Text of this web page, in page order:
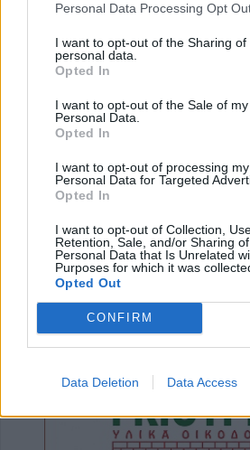
Personal Data Processing Opt
I want to opt-out of the Sharing of
personal data.
Opted In
I want to opt-out of the Sale of my
Personal Data.
Opted In
I want to opt-out of processing my
Personal Data for Targeted
Opted In
I want to opt-out of Collection,
Retention, Sale, and/or Sharing
Personal Data that Is Unrelated
Purposes for which it was
Opted Out
CONFIRM
Data Deletion Data Access
Μετώπη: Χωρίς τις αισθήσεις
ανασύρθηκε από την θάλασσα
Σε αναζήτηση λύσης για το
πρόβλημα των ανεπιτήρητων
8 Αυγούστου 2026, 14:49
Θεσσαλίας Δημ. Κουρέτα για
σκι στη λίμνη Σμοκόβου
8 Αυγούστου 2026, 13:44
Συνεδρίαση Επιτροπής
για τους ισχυρούς ανέμους και
θερμοκρασίες
Αντώνιου Ηλ. Αντωνίου
8 Αυγούστου 2026, 13:02